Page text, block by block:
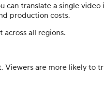
can translate a single
production costs.
across all regions.
Viewers are more likely